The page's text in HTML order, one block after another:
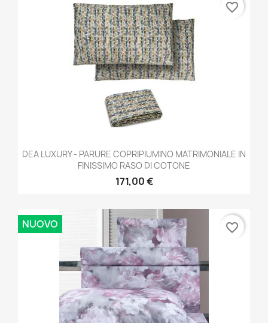
DEA LUXURY - PARURE COPRIPIUMINO MATRIMONIALE IN
FINISSIMO RASO DI COTONE
171,00 €
favorite_border
NUOVO favorite_border